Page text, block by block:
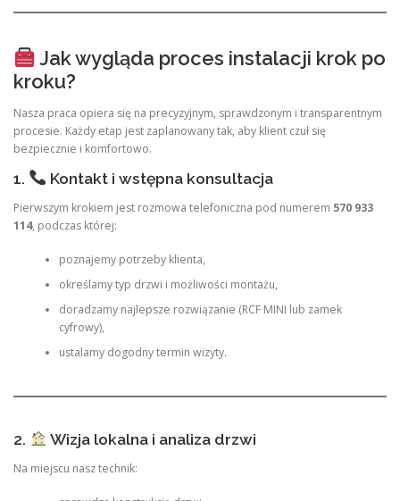
Jak wygląda proces instalacji krok po
kroku?
Nasza praca opiera się na precyzyjnym, sprawdzonym i transparentnym
procesie. Każdy etap jest zaplanowany tak, aby klient czuł się
bezpiecznie i komfortowo.
1. Kontakt i wstępna konsultacja
Pierwszym krokiem jest rozmowa telefoniczna pod numerem 570 933
114, podczas której:
poznajemy potrzeby klienta,
określamy typ drzwi i możliwości montażu,
doradzamy najlepsze rozwiązanie (RCF MINI lub zamek
cyfrowy),
ustalamy dogodny termin wizyty.
2. Wizja lokalna i analiza drzwi
Na miejscu nasz technik: